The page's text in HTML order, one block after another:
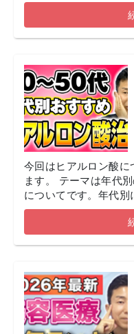
今回はヒアルロン酸
ます。 テーマは年代
についてです。年代